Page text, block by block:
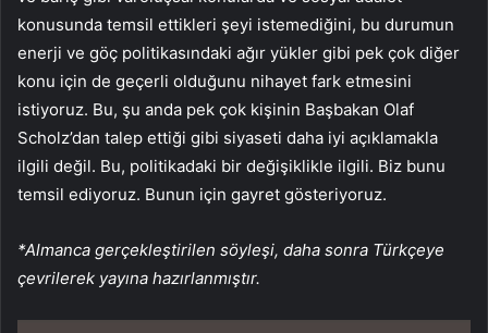
konusunda temsil ettikleri şeyi istemediğini, bu durumun
enerji ve göç politikasındaki ağır yükler gibi pek çok diğer
konu için de geçerli olduğunu nihayet fark etmesini
istiyoruz. Bu, şu anda pek çok kişinin Başbakan Olaf
Scholz’dan talep ettiği gibi siyaseti daha iyi açıklamakla
ilgili değil. Bu, politikadaki bir değişiklikle ilgili. Biz bunu
temsil ediyoruz. Bunun için gayret gösteriyoruz.
*Almanca gerçekleştirilen söyleşi, daha sonra Türkçeye
çevrilerek yayına hazırlanmıştır.